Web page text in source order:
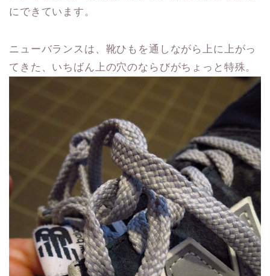
にできています。
ニューバランスは、靴ひもを通しながら上に上がっ
てきた、いちばん上の穴のならびがちょっと特殊。